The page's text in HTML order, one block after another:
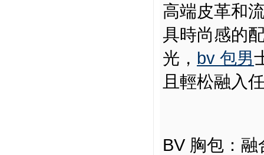
高端皮革和
具時尚感的
光， bv 包男
且輕松融入
BV 胸包：